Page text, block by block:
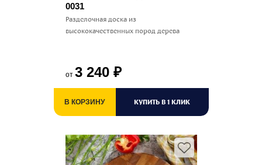
0031
Разделочная доска из
высококачественных пород дерева
от 3 240 ₽
В КОРЗИНУ КУПИТЬ В 1 КЛИК